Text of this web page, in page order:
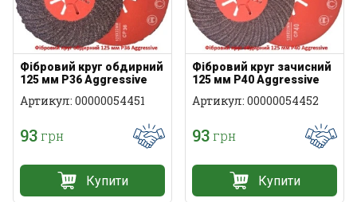
Фібровий круг обдирний
125 мм P36 Aggressive
Артикул: 00000054451
93грн
Купити
Фібровий круг зачисний
125 мм P40 Aggressive
Артикул: 00000054452
93грн
Купити